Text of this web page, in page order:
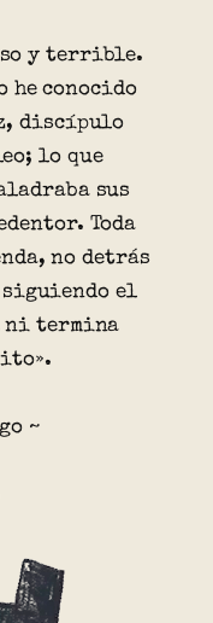
y terrible.
he conocido
discípulo
lo que
sus
Toda
no detrás
el
ni termina
~